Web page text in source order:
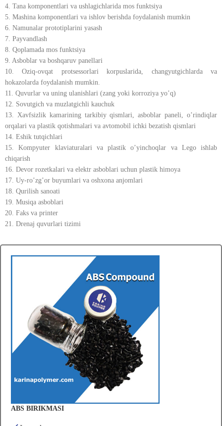
4. Tana komponentlari va ushlagichlarida mos funktsiya
5. Mashina komponentlari va ishlov berishda foydalanish mumkin
6. Namunalar prototiplarini yasash
7. Payvandlash
8. Qoplamada mos funktsiya
9. Asboblar va boshqaruv panellari
10. Oziq-ovqat protsessorlari korpuslarida, changyutgichlarda va
hokazolarda foydalanish mumkin.
11. Quvurlar va uning ulanishlari (zang yoki korroziya yo’q)
12. Sovutgich va muzlatgichli kauchuk
13. Xavfsizlik kamarining tarkibiy qismlari, asboblar paneli, o’rindiqlar
orqalari va plastik qotishmalari va avtomobil ichki bezatish qismlari
14. Eshik tutqichlari
15. Kompyuter klaviaturalari va plastik o’yinchoqlar va Lego ishlab
chiqarish
16. Devor rozetkalari va elektr asboblari uchun plastik himoya
17. Uy-ro’zg’or buyumlari va oshxona anjomlari
18. Qurilish sanoati
19. Musiqa asboblari
20. Faks va printer
21. Drenaj quvurlari tizimi
ABS BIRIKMASI